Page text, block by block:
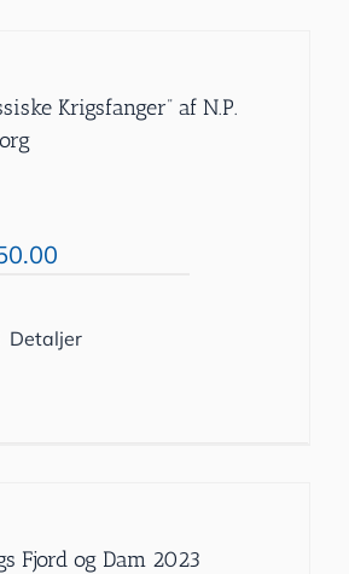
Krigsfanger” af N.P.
Detaljer
Fjord og Dam 2023